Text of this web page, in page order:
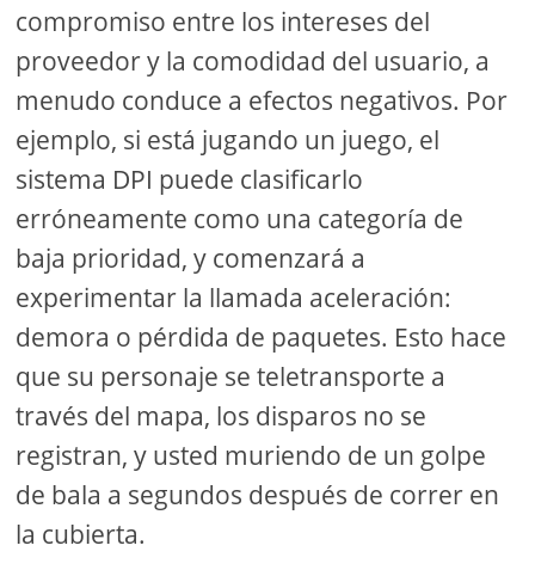
compromiso entre los intereses del
proveedor y la comodidad del usuario, a
menudo conduce a efectos negativos. Por
ejemplo, si está jugando un juego, el
sistema DPI puede clasificarlo
erróneamente como una categoría de
baja prioridad, y comenzará a
experimentar la llamada aceleración:
demora o pérdida de paquetes. Esto hace
que su personaje se teletransporte a
través del mapa, los disparos no se
registran, y usted muriendo de un golpe
de bala a segundos después de correr en
la cubierta.